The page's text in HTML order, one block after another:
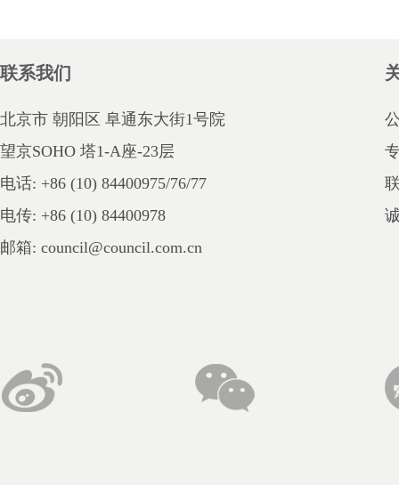
联系我们
北京市 朝阳区 阜通东大街1号院
望京SOHO 塔1-A座-23层
电话: +86 (10) 84400975/76/77
电传: +86 (10) 84400978
邮箱: council@council.com.cn